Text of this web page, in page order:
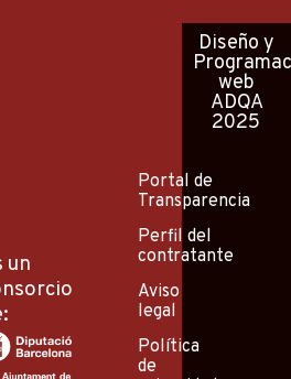
un
Portal de
Transparencia
Perfil del
contratante
Aviso
legal
Política
de
Diseño y
web
ADQA
2025